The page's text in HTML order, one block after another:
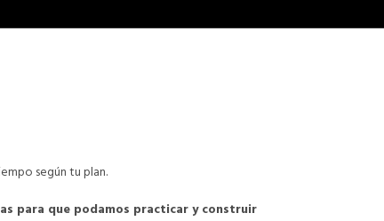
según tu plan.
para que podamos practicar y construir